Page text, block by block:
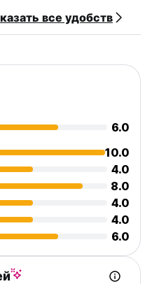
все удобств
6.0
10.0
4.0
8.0
4.0
4.0
6.0